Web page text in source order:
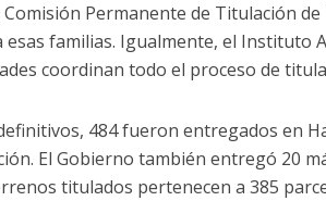
Comisión Permanente de Titulación
esas familias. Igualmente, el Instituto
coordinan todo el proceso de
484 fueron entregados en
El Gobierno también entregó 20
titulados pertenecen a 385